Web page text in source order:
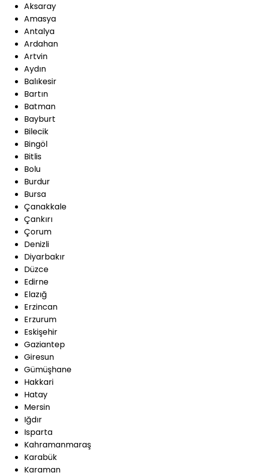
Aksaray
Amasya
Antalya
Ardahan
Artvin
Aydın
Balıkesir
Bartın
Batman
Bayburt
Bilecik
Bingöl
Bitlis
Bolu
Burdur
Bursa
Çanakkale
Çankırı
Çorum
Denizli
Diyarbakır
Düzce
Edirne
Elazığ
Erzincan
Erzurum
Eskişehir
Gaziantep
Giresun
Gümüşhane
Hakkari
Hatay
Mersin
Iğdır
Isparta
Kahramanmaraş
Karabük
Karaman